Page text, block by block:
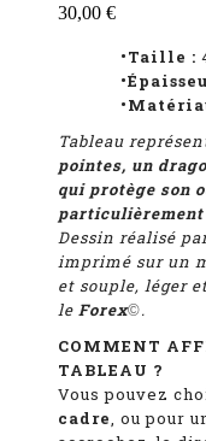
30,00 €
•Taille :
Tableau
pointes, un
qui protège son
Dessin réalisé
imprimé sur un
et souple, léger
le Forex©.
COMMENT
TABLEAU ?
Vous pouvez
cadre , ou pour